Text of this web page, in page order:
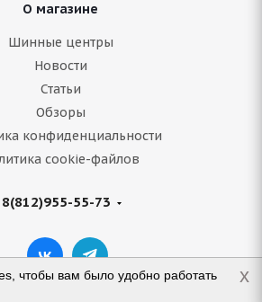
О магазине
Шинные центры
Новости
Статьи
Обзоры
конфиденциальности
cookie-файлов
8(812)955-55-73
чтобы вам было удобно работать
x